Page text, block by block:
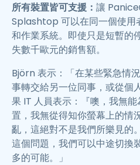
所有裝置皆可支援： 讓
Splashtop 可以在同一個使用
和作業系統。即使只是短暫的
失數千歐元的銷售額。
Björn 表示：「在某些緊急情
事轉交給另一位同事，或從個
果 IT 人員表示：『噢，我無
置，我無從得知你螢幕上的情
亂，這絕對不是我們所樂見
這個問題，我們可以中途切換
多的可能。」